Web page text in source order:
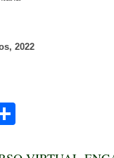
2022